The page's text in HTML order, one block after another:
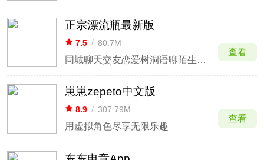
正宗漂流瓶最新版
7.5 / 80.7M
同城聊天交友恋爱树洞语聊陌生人社交
查看
崽崽zepeto中文版
8.9 / 307.79M
用虚拟角色尽享无限乐趣
查看